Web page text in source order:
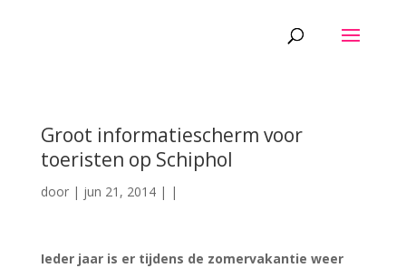
Groot informatiescherm voor
toeristen op Schiphol
door | jun 21, 2014| |
Ieder jaar is er tijdens de zomervakantie weer